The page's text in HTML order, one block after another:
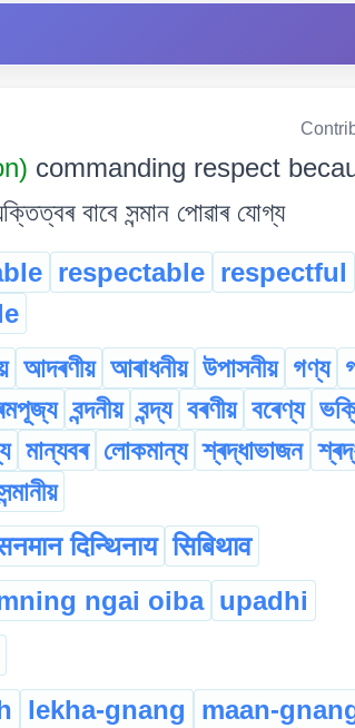
commanding respect
বাবে সন্মান পোৱাৰ যোগ্য
respectable respectful
আদৰণীয় আৰাধনীয় উপাসনীয় গণ্য
বন্দনীয় বন্দ্য বৰণীয় বৰেণ্য
মান্যবৰ লোকমান্য শ্ৰদ্ধাভাজন
दिन्थिनाय सिबिथाव
ngai oiba upadhi
lekha-gnang maan-